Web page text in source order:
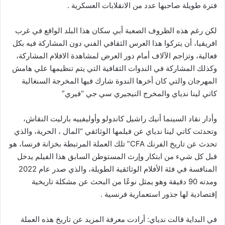
فترة طويلة صاحبها عدد من الانقلابات العسكرية .
لكن رغم هذه الظروف الصعبة أبي سكان هذا البلد الواقع في غرب
افريقيا، أن يتركوا هذا العرس الثقافي الفني دون المشاركة فيه بكل
فعالية، وتزاجم الآلاف أمام دور العرض لمشاهدة الافلام المشاركة،
وكذلك المشاركة في الندوات الثقافية التي يتم تنظيمها علي هامش
المهرجان والتي كان أخرها الندوة شارك فيها المخرجة السنغالية
كاتي لينا ندياي والمخرج النيجيري سي جي “فيري”
وأدار نقاد السينما أنيك راشيل كاندولو وأوليفييه بارليت النقاش،
وتحدثت كاتي لينا ندياي عن فيلمها الوثائقي “المال ، الحرية، والذي
تحدث عن تاريخ الفرنك CFA” تلك العملة المرتبطة بخزانة فرنسا، هو
قبل كل شيء من ابتكار وإرث المستوطن السابق هذا الفيلم يدخل
المنافسة في فئة الأفلام الوثائقية الطويلة، والذي صدر عام 2022
ومدته 90 دقيقة وهو يمثل نوعًا من البحث عن مشكلة تاريخية
إقتصادية لها جذور استعمارية فرنسية .
في البداية قالت ندياي: أرادت معرفة المزيد عن تاريخ هذه العملة